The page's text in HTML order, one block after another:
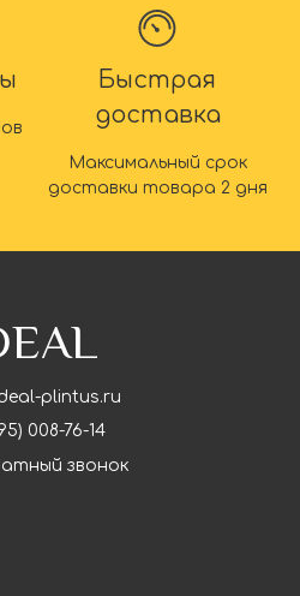
Быстрая
доставка
Максимальный срок
доставки товара 2 дня
plintus.ru
008-76-14
звонок